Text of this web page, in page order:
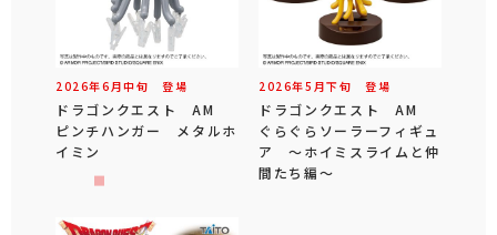
2026年6 月中旬 登場
ドラゴンクエスト AM
ピンチハンガー メタルホ
イミン
2026年5 月下旬 登場
ドラゴンクエスト AM
ぐらぐらソーラーフィギュ
ア ～ホイミスライムと仲
間たち編～